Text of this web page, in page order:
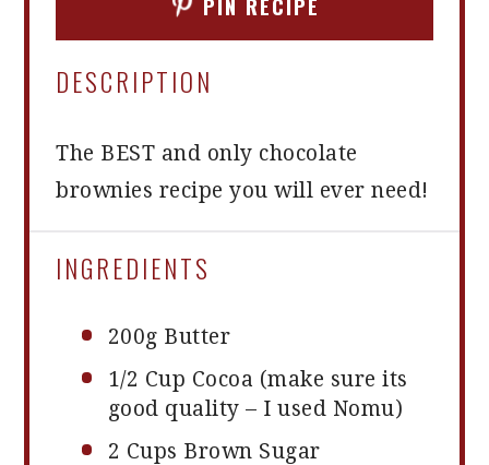
DESCRIPTION
The BEST and only chocolate
brownies recipe you will ever need!
INGREDIENTS
200g Butter
1/2 Cup Cocoa (make sure its
good quality – I used Nomu)
2 Cups Brown Sugar